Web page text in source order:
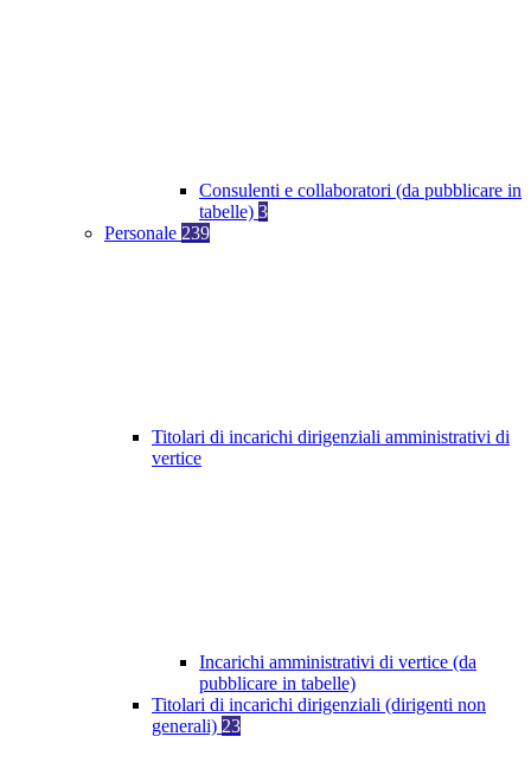
Consulenti e collaboratori (da pubblicare in
tabelle) 3
Personale 239
Titolari di incarichi dirigenziali amministrativi di
vertice
Incarichi amministrativi di vertice (da
pubblicare in tabelle)
Titolari di incarichi dirigenziali (dirigenti non
generali) 23